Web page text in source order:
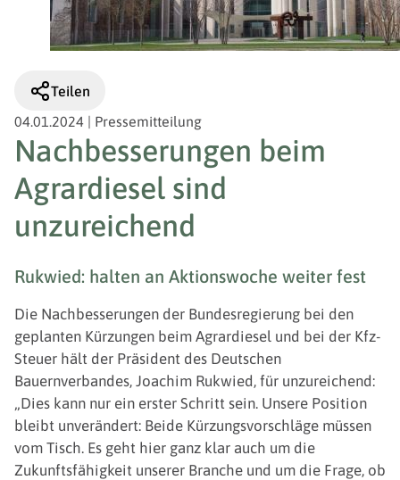
Teilen
04.01.2024 | Pressemitteilung
Nachbesserungen beim
Agrardiesel sind
unzureichend
Rukwied: halten an Aktionswoche weiter fest
Die Nachbesserungen der Bundesregierung bei den
geplanten Kürzungen beim Agrardiesel und bei der Kfz-
Steuer hält der Präsident des Deutschen
Bauernverbandes, Joachim Rukwied, für unzureichend:
„Dies kann nur ein erster Schritt sein. Unsere Position
bleibt unverändert: Beide Kürzungsvorschläge müssen
vom Tisch. Es geht hier ganz klar auch um die
Zukunftsfähigkeit unserer Branche und um die Frage, ob